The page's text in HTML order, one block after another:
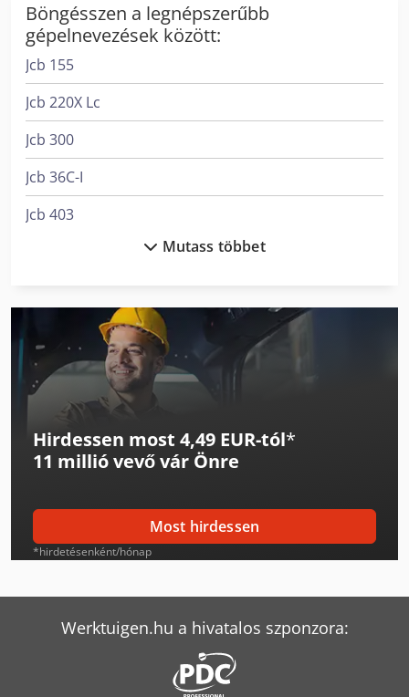
Böngésszen a legnépszerűbb
gépelnevezések között:
Jcb 155
Jcb 220X Lc
Jcb 300
Jcb 36C-I
Jcb 403
Jcb 427
Jcb 525-60 Hi Viz
Jcb 525-60E
Jcb 535-95
Jcb 540-140 Hi-Viz
Jcb 540-180
Mutass többet
Hirdessen most 4,49 EUR-tól*
11 millió vevővár Önre
Most hirdessen
*hirdetésenként/hónap
Werktuigen.hu a hivatalos szponzora: